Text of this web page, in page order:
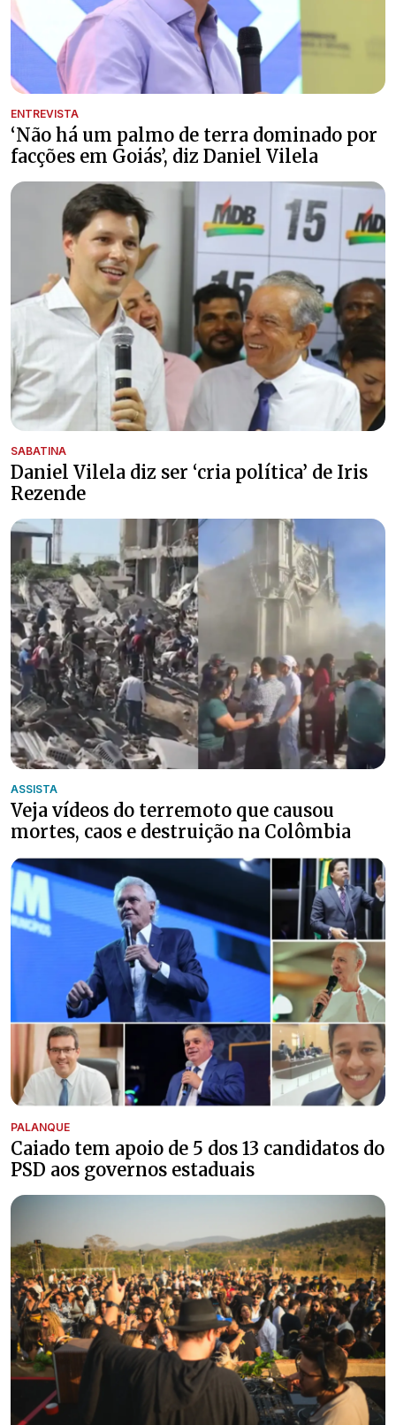
ENTREVISTA
‘Não há um palmo de terra dominado por
facções em Goiás’, diz Daniel Vilela
SABATINA
Daniel Vilela diz ser ‘cria política’ de Iris
Rezende
ASSISTA
Veja vídeos do terremoto que causou
mortes, caos e destruição na Colômbia
PALANQUE
Caiado tem apoio de 5 dos 13 candidatos do
PSD aos governos estaduais